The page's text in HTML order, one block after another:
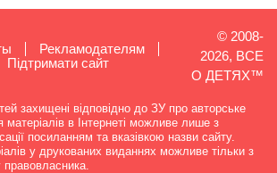
Рекламодателям
Підтримати сайт
© 2008-
2026, ВСЕ
О ДЕТЯХ™
захищені відповідно до ЗУ про авторське
матеріалів в Інтернеті можливе лише з
посиланням та вказівкою назви сайту.
у друкованих виданнях можливе тільки з